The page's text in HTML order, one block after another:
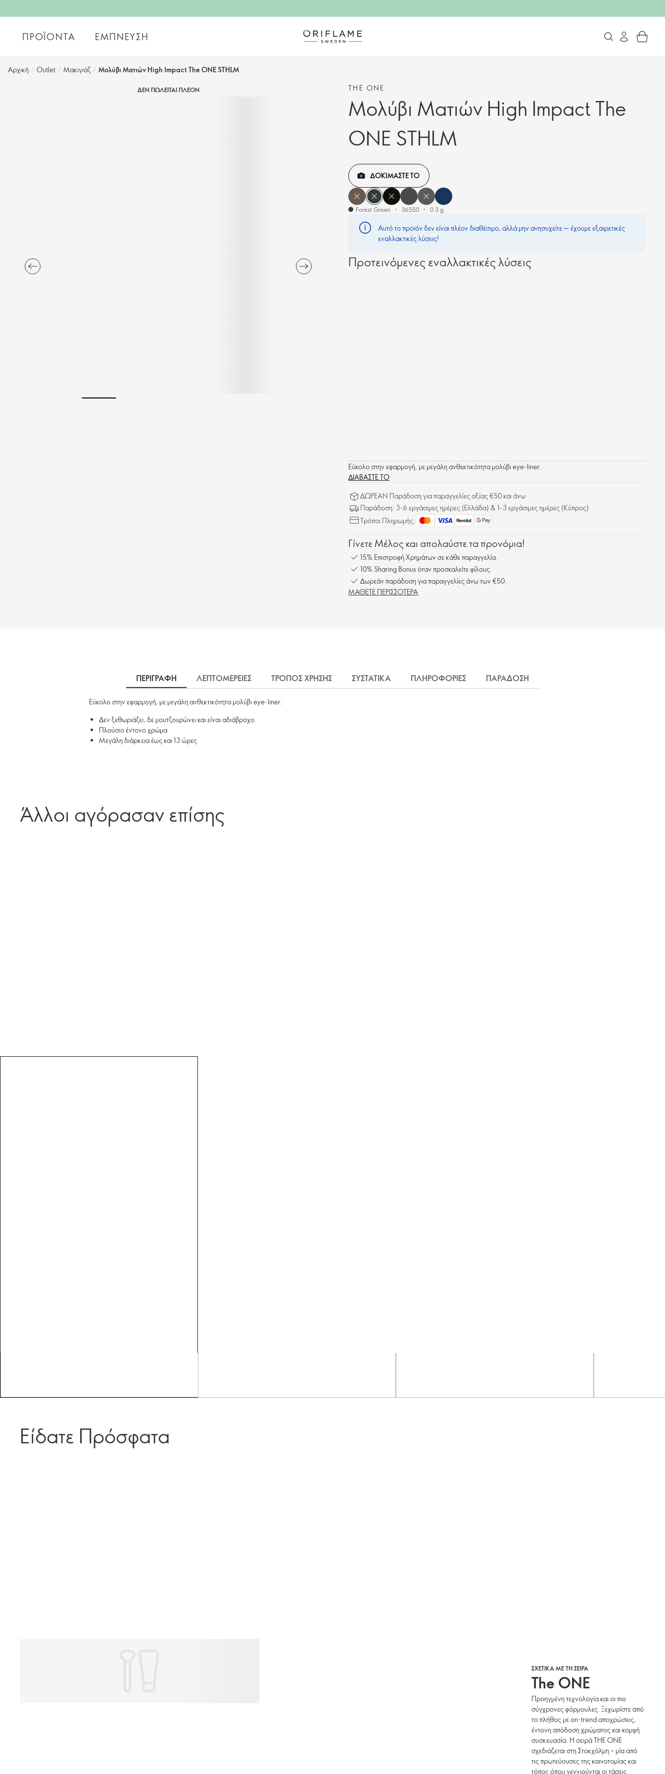
ΠΡΟΪΌΝΤΑ ΈΜΠΝΕΥΣΗ
Αρχική / Outlet / Μακιγιάζ / Μολύβι Ματιών High Impact The ONE STHLM
ΔΕΝ ΠΩΛΕΙΤΑΙ ΠΛΕΟΝ THE ONE
Μολύβι Ματιών High Impact The
ONE STHLM
ΔΟΚΙΜΑΣΤΕ ΤΟ
Forest Green 36550 0.3 g.
Αυτό το προϊόν δεν είναι πλέον διαθέσιμο, αλλά μην ανησυχείτε — έχουμε εξαιρετικές
εναλλακτικές λύσεις!
Προτεινόμενες εναλλακτικές λύσεις
Εύκολο στην εφαρμογή, με μεγάλη ανθεκτικότητα μολύβι eye-liner.
ΔΙΑΒΑΣΤΕ ΤΟ
ΔΩΡΕΑΝ Παράδοση για παραγγελίες αξίας €50 και άνω
Παράδοση: 3-6 εργάσιμες ημέρες (Ελλάδα) & 1-3 εργάσιμες ημέρες (Κύπρος)
Τρόποι Πληρωμής:
Γίνετε Μέλος και απολαύστε τα προνόμια!
15% Επιστροφή Χρημάτων σε κάθε παραγγελία.
10% Sharing Bonus όταν προσκαλείτε φίλους.
Δωρεάν παράδοση για παραγγελίες άνω των €50.
ΜΑΘΕΤΕ ΠΕΡΙΣΣΟΤΕΡΑ
ΠΕΡΙΓΡΑΦΗ ΛΕΠΤΟΜΕΡΕΙΕΣ ΤΡΟΠΟΣ ΧΡΗΣΗΣ ΣΥΣΤΑΤΙΚΑ ΠΛΗΡΟΦΟΡΙΕΣ ΠΑΡΑΔΟΣΗ
Εύκολο στην εφαρμογή, με μεγάλη ανθεκτικότητα μολύβι eye-liner.
Δεν ξεθωριάζει, δε μουτζουρώνει και είναι αδιάβροχο.
Πλούσιο έντονο χρώμα
Μεγάλη διάρκεια έως και 13 ώρες
Άλλοι αγόρασαν επίσης
Είδατε Πρόσφατα
ΣΧΕΤΙΚΑ ΜΕ ΤΗ ΣΕΙΡΑ
The ONE
Προηγμένη τεχνολογία και οι πιο
σύγχρονες φόρμουλες. Ξεχωρίστε από
το πλήθος με on-trend αποχρώσεις,
έντονη απόδοση χρώματος και κομψή
συσκευασία. Η σειρά THE ONE
σχεδιάζεται στη Στοκχόλμη – μία από
τις πρωτεύουσες της καινοτομίας και
τόπος όπου γεννιούνται οι τάσεις.